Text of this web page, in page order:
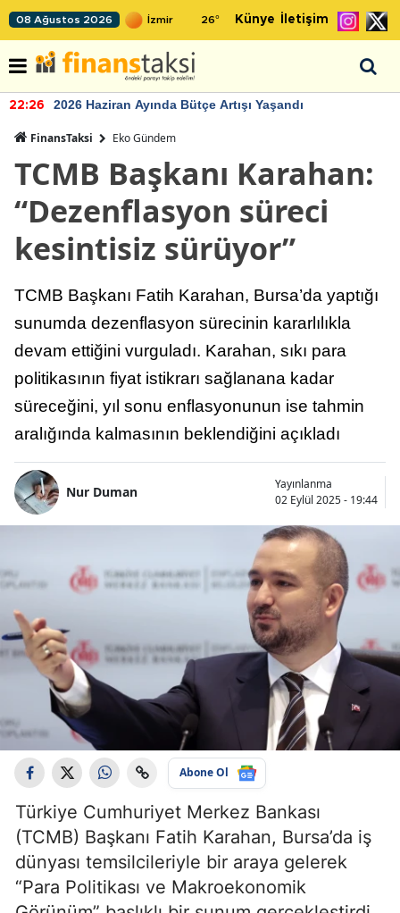
08 Ağustos 2026 26° Künye İletişim
22:26 2026 Haziran Ayında Bütçe Artışı Yaşandı
FinansTaksi Eko Gündem
TCMB Başkanı Karahan:
“Dezenflasyon süreci
kesintisiz sürüyor”
TCMB Başkanı Fatih Karahan, Bursa’da yaptığı
sunumda dezenflasyon sürecinin kararlılıkla
devam ettiğini vurguladı. Karahan, sıkı para
politikasının fiyat istikrarı sağlanana kadar
süreceğini, yıl sonu enflasyonunun ise tahmin
aralığında kalmasının beklendiğini açıkladı
Nur Duman
Yayınlanma
02 Eylül 2025 - 19:44
Abone Ol
Türkiye Cumhuriyet Merkez Bankası
(TCMB) Başkanı Fatih Karahan, Bursa’da iş
dünyası temsilcileriyle bir araya gelerek
“Para Politikası ve Makroekonomik